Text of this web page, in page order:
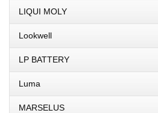
LIQUI MOLY
Lookwell
LP BATTERY
Luma
MARSELUS